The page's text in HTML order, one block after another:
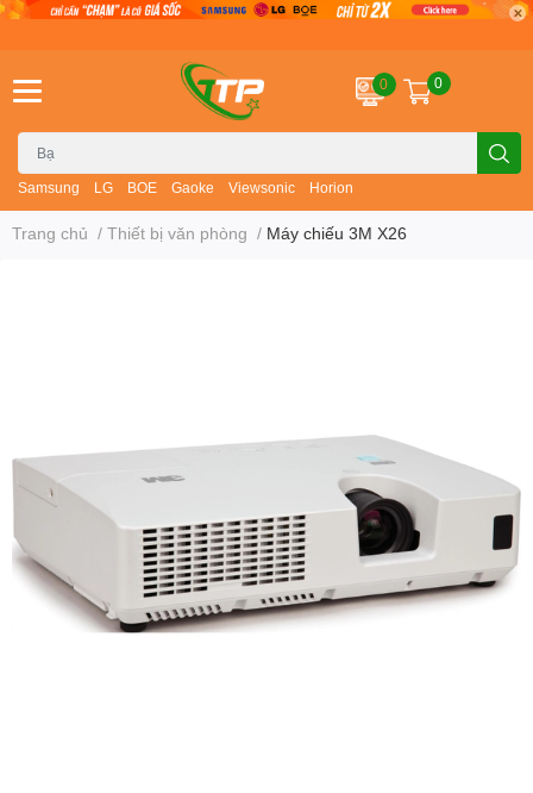
Samsung LG BOE Gaoke Viewsonic Horion
0 0
Trang chủ / Thiết bị văn phòng / Máy chiếu 3M X26